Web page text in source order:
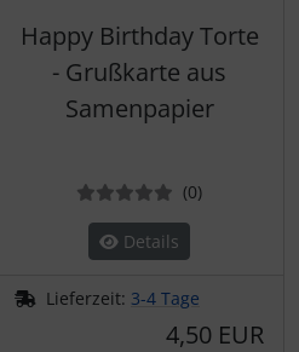
Happy Birthday Torte
- Grußkarte aus
Samenpapier
(0)
Details
Lieferzeit: 3-4 Tage
4,50 EUR